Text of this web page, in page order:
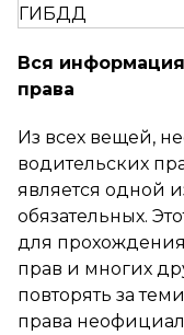
Вся
права
Из всех вещей,
водительских
является одной
обязательных.
для
прав и многих
повторять за
права